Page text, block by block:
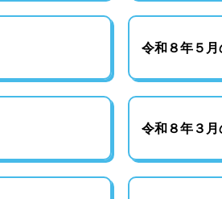
令和８年５
令和８年３